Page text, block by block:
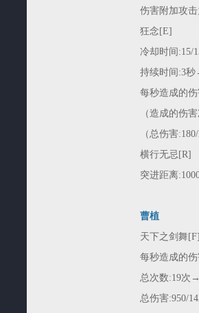
伤害附加攻
狂念[E]
冷却时间:15/
持续时间:3
每秒造成的伤
（造成的伤
（总伤害
横行无忌[R]
突进距离
曹植
天下之剑舞
每秒造成的
总次数:19次
总伤害:950/